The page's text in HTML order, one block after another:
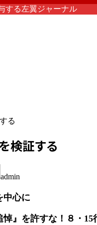
する左翼ジャーナル
る
検証する
admin
中心に
』を許すな！８・15